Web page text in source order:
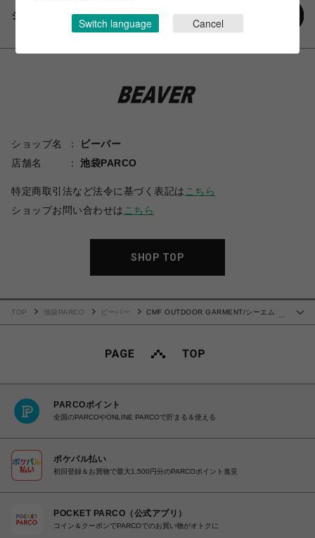
シェアする
ショップ名
ビーバー
店舗名
池袋PARCO
特定商取引法など法令に基づく表記は こちら
ショップお問い合わせは こちら
SHOP TOP
TOP 池袋PARCO ビーバー
CMF OUTDOOR GARMENT/シーエムエ
PARCOポイント
全国のPARCOやONLINE PARCOで貯まる＆使える
ポケパル払い
初回登録＆お買物で最大1,500円分のPARCOポイント進呈
POCKET PARCO（公式アプリ）
コイン＆クーポンでPARCOでのお買い物がオトクに
Switch language Cancel